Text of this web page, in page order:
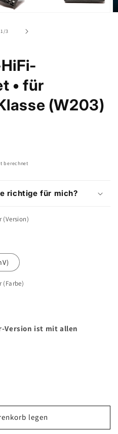
1/von
3
• für
(W203)
berechnet
richtige für mich?
(Version)
(Farbe)
Version ist mit allen
legen